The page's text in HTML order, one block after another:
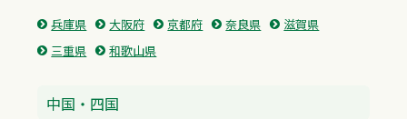
兵庫県 大阪府 京都府 奈良県
滋賀県
三重県
和歌山県
中国・四国